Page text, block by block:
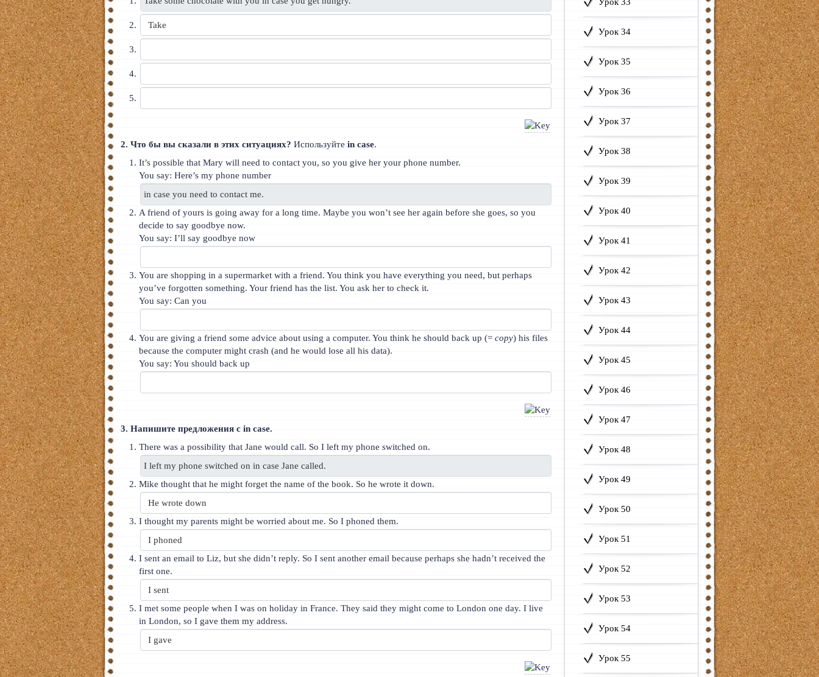
2. Что бы вы сказали в этих ситуациях? Используйтеin case.
It’s possible that Mary will need to contact you, so you give her your phone number.
You say: Here’s my phone number
A friend of yours is going away for a long time. Maybe you won’t see her again before she goes, so you
decide to say goodbye now.
You say: I’ll say goodbye now
You are shopping in a supermarket with a friend. You think you have everything you need, but perhaps
you’ve forgotten something. Your friend has the list. You ask her to check it.
You say: Can you
You are giving a friend some advice about using a computer. You think he should back up (=copy) his files
because the computer might crash (and he would lose all his data).
You say: You should back up
3. Напишите предложения с in case.
There was a possibility that Jane would call. So I left my phone switched on.
Mike thought that he might forget the name of the book. So he wrote it down.
I thought my parents might be worried about me. So I phoned them.
I sent an email to Liz, but she didn’t reply. So I sent another email because perhaps she hadn’t received the
first one.
I met some people when I was on holiday in France. They said they might come to London one day. I live
in London, so I gave them my address.
Урок 34
Урок 35
Урок 36
Урок 37
Урок 38
Урок 39
Урок 40
Урок 41
Урок 42
Урок 43
Урок 44
Урок 45
Урок 46
Урок 47
Урок 48
Урок 49
Урок 50
Урок 51
Урок 52
Урок 53
Урок 54
Урок 55